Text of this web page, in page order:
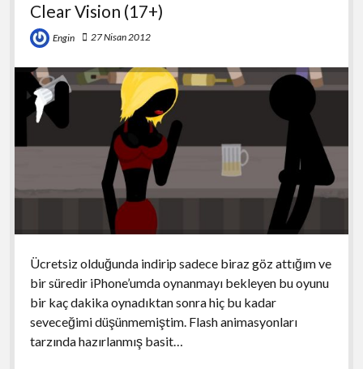
Clear Vision (17+)
Engin 27 Nisan 2012
Ücretsiz olduğunda indirip sadece biraz göz attığım ve
bir süredir iPhone’umda oynanmayı bekleyen bu oyunu
bir kaç dakika oynadıktan sonra hiç bu kadar
seveceğimi düşünmemiştim. Flash animasyonları
tarzında hazırlanmış basit…